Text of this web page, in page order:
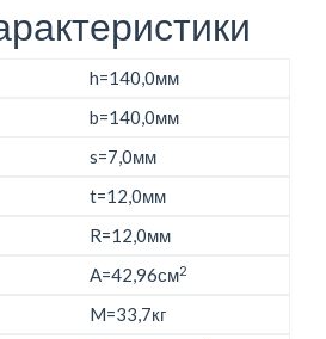
h=140,0мм
b=140,0мм
s=7,0мм
t=12,0мм
R=12,0мм
A=42,96см2
M=33,7кг